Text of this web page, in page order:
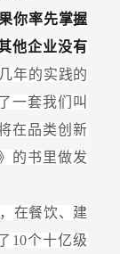
你率先掌握
他企业没有
年的实践的
一套我们叫
在品类创新
的书里做发
在餐饮、建
10个十亿级